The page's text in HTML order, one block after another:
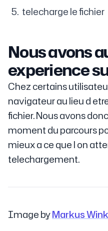
telecharge le fichier
Nous avons
experience
Chez certains
navigateur au lieu d
fichier. Nous avons
moment du parcours
mieux a ce que l on
telechargement.
Image byMarkus